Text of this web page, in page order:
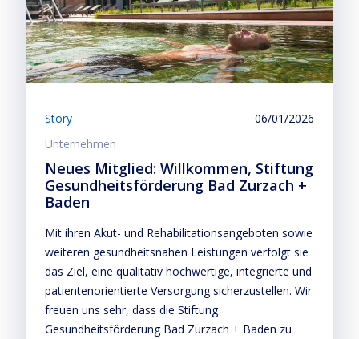
Story
06/01/2026
Unternehmen
Neues Mitglied: Willkommen, Stiftung
Gesundheitsförderung Bad Zurzach +
Baden
Mit ihren Akut- und Rehabilitationsangeboten sowie
weiteren gesundheitsnahen Leistungen verfolgt sie
das Ziel, eine qualitativ hochwertige, integrierte und
patientenorientierte Versorgung sicherzustellen. Wir
freuen uns sehr, dass die Stiftung
Gesundheitsförderung Bad Zurzach + Baden zu